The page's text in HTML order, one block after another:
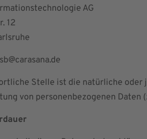
AG
12
Stelle ist die natürliche oder
von personenbezogenen Daten